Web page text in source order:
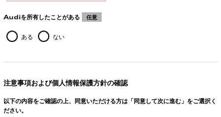
Audiを所有したことがある 任意
ある ない
注意事項および個人情報保護方針の確認
以下の内容をご確認の上、同意いただける方は「同意して次に進む」をご選択く
ださい。